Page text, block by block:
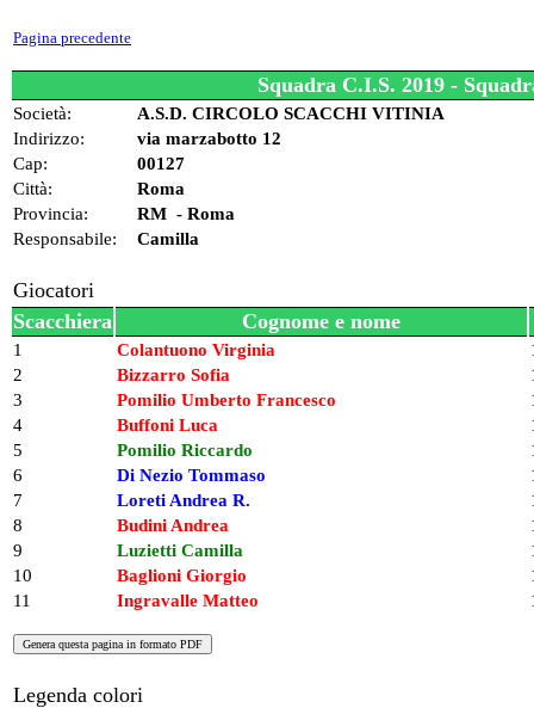
Pagina precedente
Squadra C.I.S. 2019 -
Società:
A.S.D. CIRCOLO SCACCHI VITINIA
Indirizzo:
via marzabotto 12
Cap:
00127
Città:
Roma
Provincia:
RM - Roma
Responsabile:
Camilla
Giocatori
Scacchiera
Cognome e nome
1 Colantuono Virginia
2
Bizzarro Sofia
3
Pomilio Umberto Francesco
4
Buffoni Luca
5
Pomilio Riccardo
6
Di Nezio Tommaso
7
Loreti Andrea R.
8
Budini Andrea
9
Luzietti Camilla
10
Baglioni Giorgio
11
Ingravalle Matteo
Legenda colori